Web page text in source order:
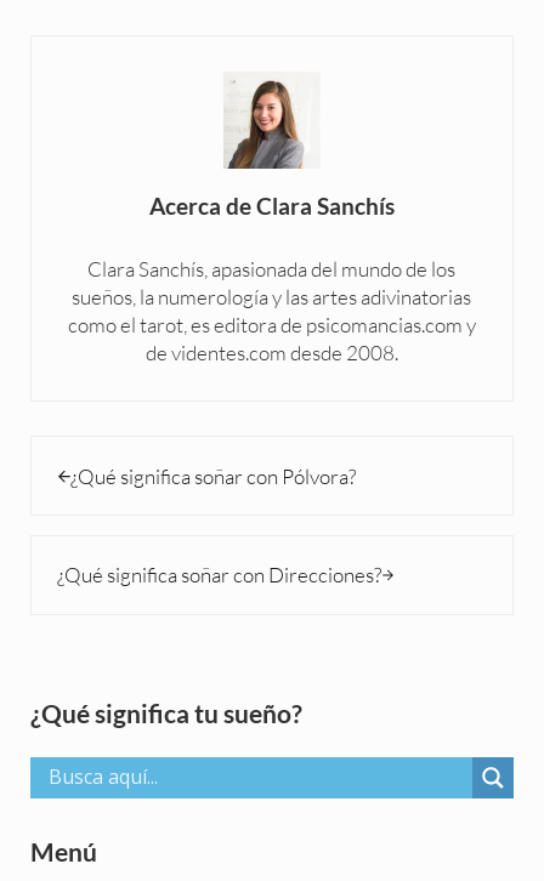
Acerca deClara Sanchís
Clara Sanchís, apasionada del mundo de los
sueños, la numerología y las artes adivinatorias
como el tarot, es editora de psicomancias.com y
de videntes.com desde 2008.
¿Qué significa soñar con Pólvora?
¿Qué significa soñar con Direcciones?
Sidebar
¿Qué significa tu sueño?
Menú